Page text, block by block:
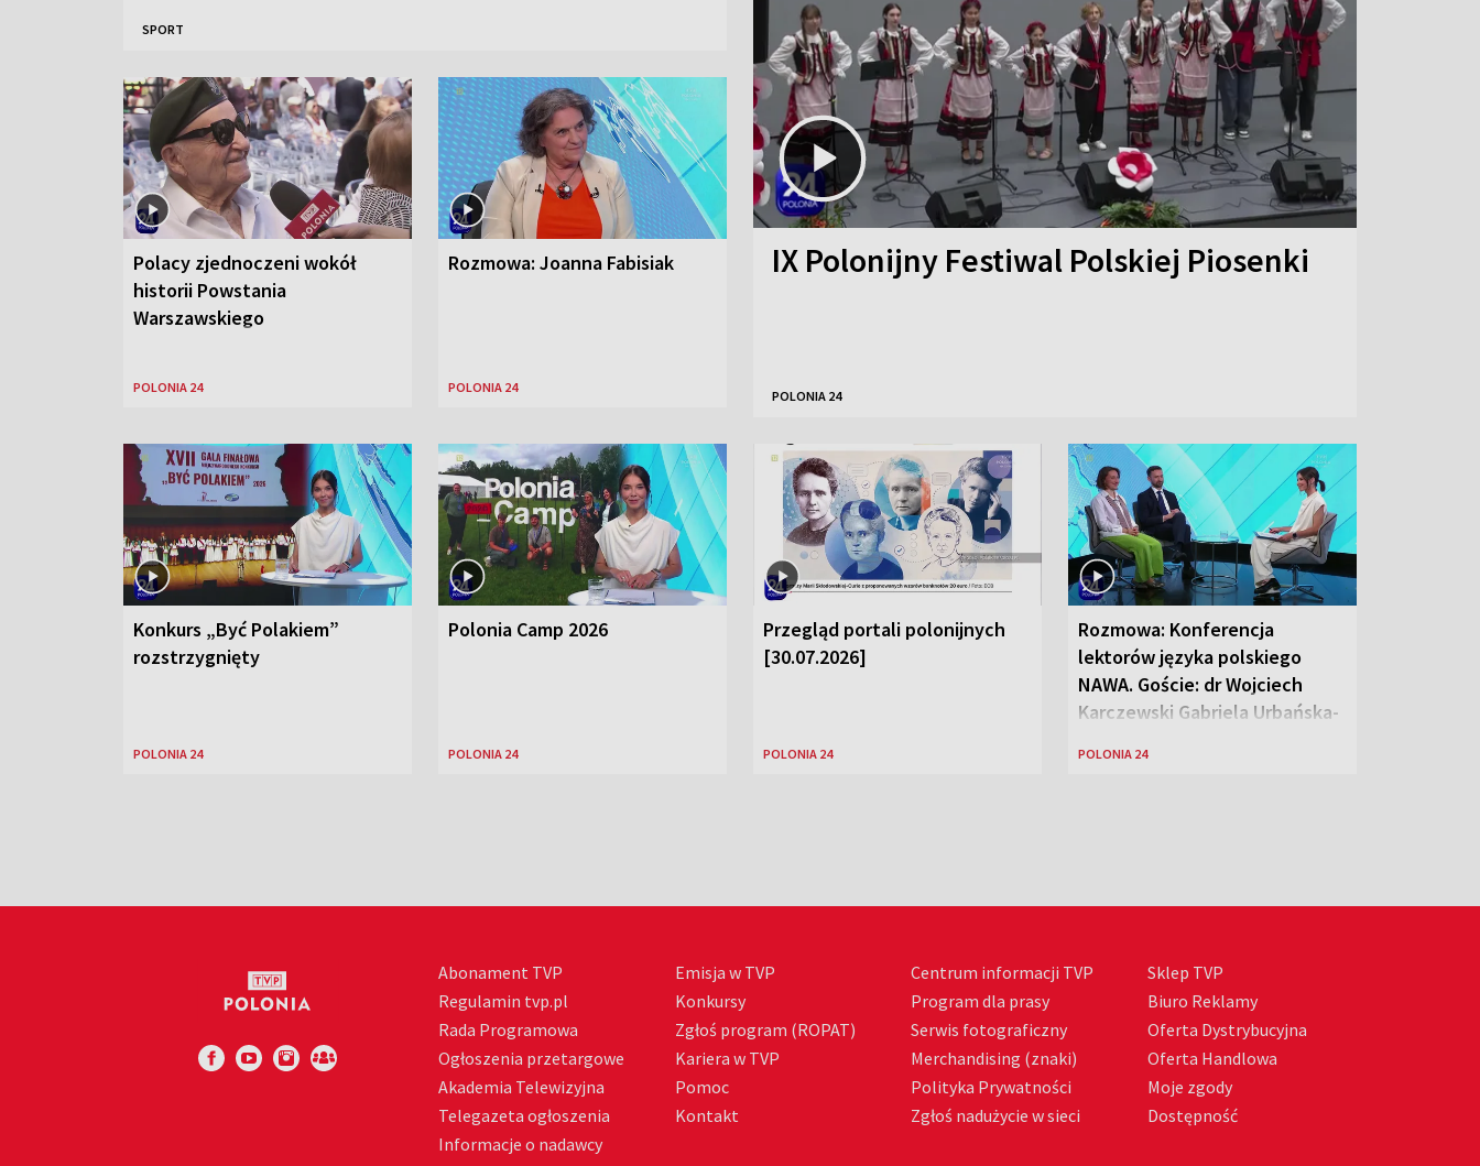
SPORT
Polacy zjednoczeni wokół
historii Powstania
Warszawskiego
POLONIA 24
Rozmowa: Joanna Fabisiak
POLONIA 24
IX Polonijny Festiwal Polskiej Piosenki
POLONIA 24
Konkurs „Być Polakiem”
rozstrzygnięty
POLONIA 24
Polonia Camp 2026
POLONIA 24
Przegląd portali polonijnych
[30.07.2026]
POLONIA 24
Rozmowa: Konferencja
lektorów języka polskiego
NAWA. Goście: dr Wojciech
Karczewski Gabriela Urbańska-
POLONIA 24
Abonament TVP
Regulamin tvp.pl
Rada Programowa
Ogłoszenia przetargowe
Akademia Telewizyjna
Telegazeta ogłoszenia
Informacje o nadawcy
Emisja w TVP
Konkursy
Zgłoś program (ROPAT)
Kariera w TVP
Pomoc
Kontakt
Centrum informacji TVP
Program dla prasy
Serwis fotograficzny
Merchandising (znaki)
Polityka Prywatności
Zgłoś nadużycie w sieci
Sklep TVP
Biuro Reklamy
Oferta Dystrybucyjna
Oferta Handlowa
Moje zgody
Dostępność